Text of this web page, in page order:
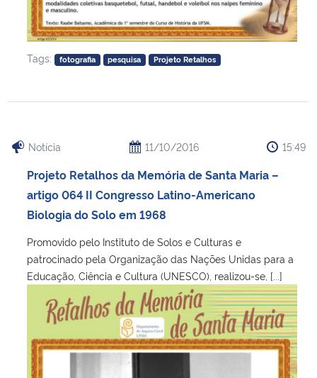
Tags: fotografia pesquisa Projeto Retalhos
Notícia 11/10/2016 15:49
Projeto Retalhos da Memória de Santa Maria –
artigo 064 II Congresso Latino-Americano
Biologia do Solo em 1968
Promovido pelo Instituto de Solos e Culturas e
patrocinado pela Organização das Nações Unidas para a
Educação, Ciência e Cultura (UNESCO), realizou-se, [...]